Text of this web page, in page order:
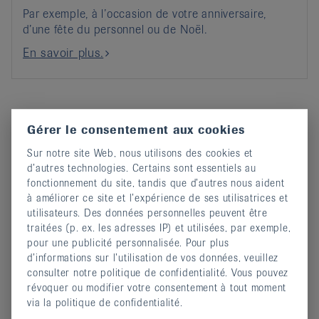
Par exemple, à l’occasion de votre anniversaire,
d’une fête du personnel ou de Noël.
En savoir plus.
Dons de condoléances
Gérer le consentement aux cookies
Sur notre site Web, nous utilisons des cookies et
d’autres technologies. Certains sont essentiels au
fonctionnement du site, tandis que d’autres nous aident
à améliorer ce site et l’expérience de ses utilisatrices et
utilisateurs. Des données personnelles peuvent être
traitées (p. ex. les adresses IP) et utilisées, par exemple,
pour une publicité personnalisée. Pour plus
d’informations sur l’utilisation de vos données, veuillez
consulter notre politique de confidentialité. Vous pouvez
révoquer ou modifier votre consentement à tout moment
via la politique de confidentialité.